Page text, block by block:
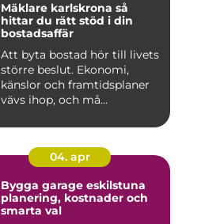
Mäklare karlskrona så
hittar du rätt stöd i din
bostadsaffär
Att byta bostad hör till livets
större beslut. Ekonomi,
känslor och framtidsplaner
vävs ihop, och må...
04. apr
Bygga garage eskilstuna
planering, kostnader och
smarta val